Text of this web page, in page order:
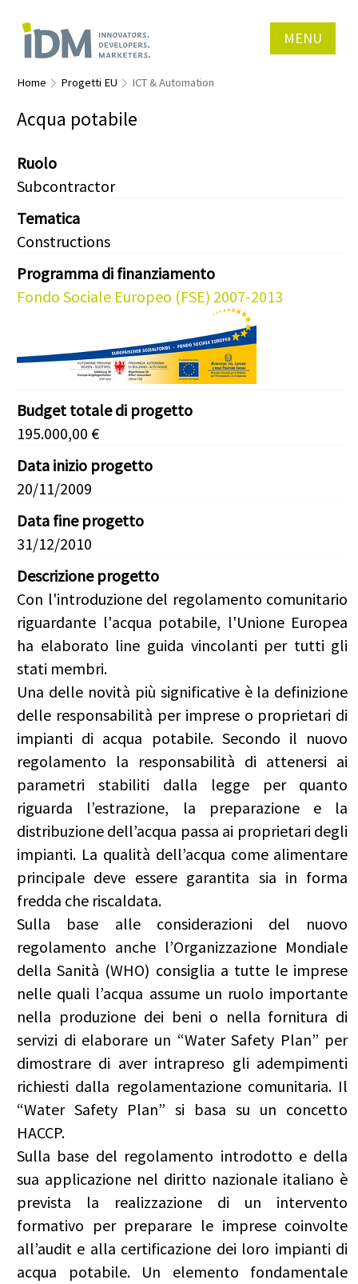
MENU
Home Progetti EU ICT & Automation
Acqua potabile
Ruolo
Subcontractor
Tematica
Constructions
Programma di finanziamento
Fondo Sociale Europeo (FSE) 2007-2013
Budget totale di progetto
195.000,00 €
Data inizio progetto
20/11/2009
Data fine progetto
31/12/2010
Descrizione progetto
Con l'introduzione del regolamento comunitario
riguardante l'acqua potabile, l'Unione Europea
ha elaborato line guida vincolanti per tutti gli
stati membri.
Una delle novità più significative è la definizione
delle responsabilità per imprese o proprietari di
impianti di acqua potabile. Secondo il nuovo
regolamento la responsabilità di attenersi ai
parametri stabiliti dalla legge per quanto
riguarda l’estrazione, la preparazione e la
distribuzione dell’acqua passa ai proprietari degli
impianti. La qualità dell’acqua come alimentare
principale deve essere garantita sia in forma
fredda che riscaldata.
Sulla base alle considerazioni del nuovo
regolamento anche l’Organizzazione Mondiale
della Sanità (WHO) consiglia a tutte le imprese
nelle quali l’acqua assume un ruolo importante
nella produzione dei beni o nella fornitura di
servizi di elaborare un “Water Safety Plan” per
dimostrare di aver intrapreso gli adempimenti
richiesti dalla regolamentazione comunitaria. Il
“Water Safety Plan” si basa su un concetto
HACCP.
Sulla base del regolamento introdotto e della
sua applicazione nel diritto nazionale italiano è
prevista la realizzazione di un intervento
formativo per preparare le imprese coinvolte
all’audit e alla certificazione dei loro impianti di
acqua potabile. Un elemento fondamentale